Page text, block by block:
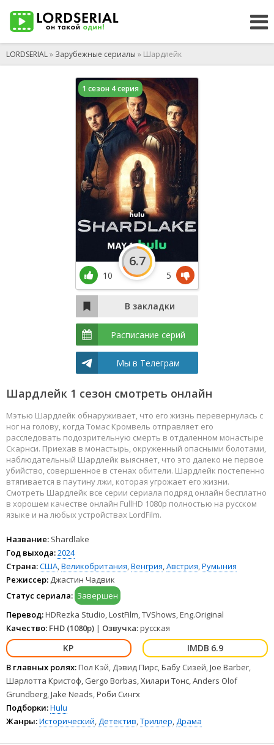
LORDSERIAL» Зарубежные сериалы » Шардлейк
Шардлейк 1 сезон смотреть онлайн
Мэтью Шардлейк обнаруживает, что его жизнь перевернулась с
ног на голову, когда Томас Кромвель отправляет его
расследовать подозрительную смерть в отдаленном монастыре
Скарнси. Приехав в монастырь, окруженный опасными болотами,
наблюдательный Шардлейк выясняет, что это далеко не первое
убийство, совершенное в стенах обители. Шардлейк постепенно
втягивается в паутину лжи, которая угрожает его жизни.
Смотреть Шардлейк все серии сериала подряд онлайн бесплатно
в хорошем качестве онлайн FullHD 1080p полностью на русском
языке и на любых устройствах LordFilm.
Название: Shardlake
Год выхода:2024
Страна:США,Великобритания,Венгрия,Австрия,Румыния
Режиссер: Джастин Чадвик
Статус сериала: Завершен
Перевод:HDRezka Studio, LostFilm, TVShows, Eng.Original
Качество: FHD (1080p) | Озвучка:русская
6.9
В главных ролях:Пол Кэй, Дэвид Пирс, Бабу Сизей, Joe Barber,
Шарлотта Кристоф, Gergo Borbas, Хилари Тонс, Anders Olof
Grundberg, Jake Neads, Роби Сингх
Подборки:Hulu
Жанры:Исторический,Детектив,Триллер,Драма
1 сезон 4 серия
10
6.7
5
Расписание серий
Мы в Телеграм